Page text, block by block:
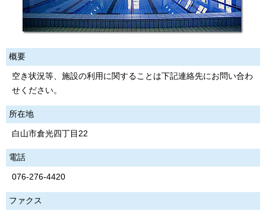
概要
空き状況等、施設の利用に関することは下記連絡先にお問い合わ
せください。
所在地
白山市倉光四丁目22
電話
076-276-4420
ファクス